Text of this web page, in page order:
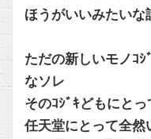
ほうがいいみたいな
ただの新しいモノｺ
なソレ
そのｺｼﾞｷどもにと
任天堂にとって全然